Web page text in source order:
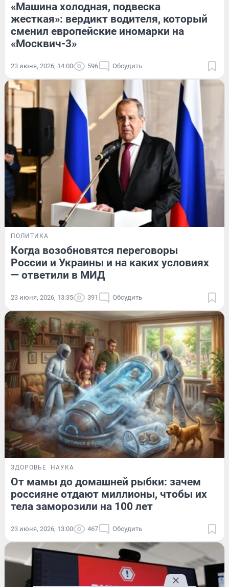
«Машина холодная, подвеска
жесткая»: вердикт водителя, который
сменил европейские иномарки на
«Москвич-3»
23 июня, 2026, 14:00 596 Обсудить
ПОЛИТИКА
Когда возобновятся переговоры
России и Украины и на каких условиях
— ответили в МИД
23 июня, 2026, 13:35 391 Обсудить
ЗДОРОВЬЕ НАУКА
От мамы до домашней рыбки: зачем
россияне отдают миллионы, чтобы их
тела заморозили на 100 лет
23 июня, 2026, 13:00 467 Обсудить